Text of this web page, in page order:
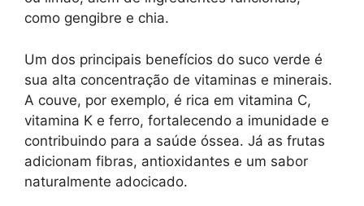
como gengibre e chia.
Um dos principais benefícios do suco verde é
sua alta concentração de vitaminas e minerais.
A couve, por exemplo, é rica em vitamina C,
vitamina K e ferro, fortalecendo a imunidade e
contribuindo para a saúde óssea. Já as frutas
adicionam fibras, antioxidantes e um sabor
naturalmente adocicado.